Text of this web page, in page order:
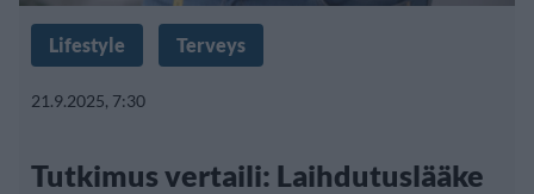
Lifestyle Terveys
21.9.2025, 7:30
Tutkimus vertaili: Laihdutuslääke